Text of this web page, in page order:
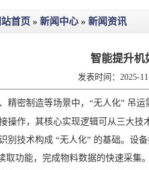
站首页 » 新闻中心 » 新闻资讯
智能提升机
发表时间：2025-
密制造等场景中，“无人化” 吊运
操作，其核心实现逻辑可从三大技
技术构成 “无人化” 的基础。设备
取功能，完成物料数据的快速采